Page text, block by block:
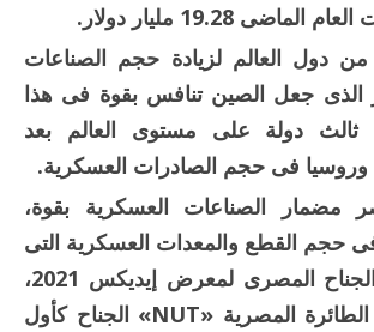
19.28 مليار دولار.
من دول العالم لزيادة حجم الصناعات
الذى جعل الصين تنافس بقوة فى هذا
ثالث دولة على مستوى العالم بعد
وروسيا فى حجم الصادرات العسكرية.
الصناعات العسكرية بقوة،
حجم القطع والمعدات العسكرية التى
تم عرضها فى الجناح المصرى لمعرض إيديكس 2021،
بعد أن تصدرت الطائرة المصرية «NUT» الجناح كأول